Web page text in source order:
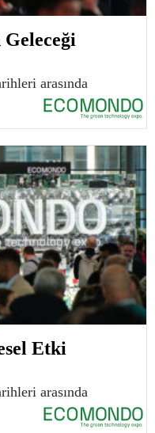
arasında
Etki
arasında